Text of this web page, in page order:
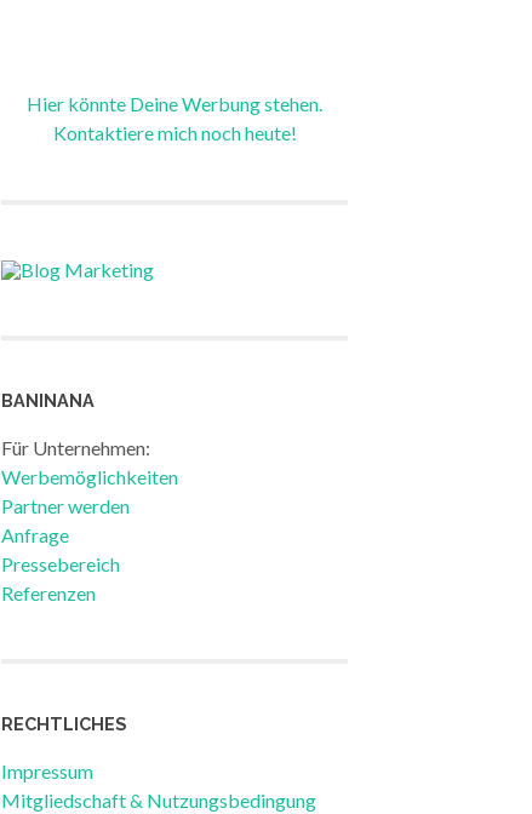
Hier könnte Deine Werbung stehen.
Kontaktiere mich noch heute!
BANINANA
Für Unternehmen:
Werbemöglichkeiten
Partner werden
Anfrage
Pressebereich
Referenzen
RECHTLICHES
Impressum
Mitgliedschaft & Nutzungsbedingung